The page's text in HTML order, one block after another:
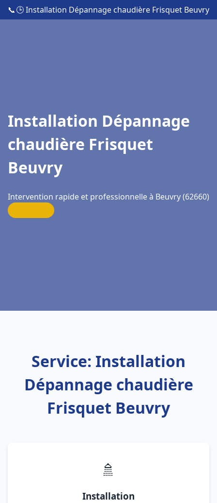
📞🕒 Installation Dépannage chaudière Frisquet Beuvry
Installation Dépannage
chaudière Frisquet
Beuvry
Intervention rapide et professionnelle à Beuvry (62660)
Service: Installation
Dépannage chaudière
Frisquet Beuvry
🚿
Installation